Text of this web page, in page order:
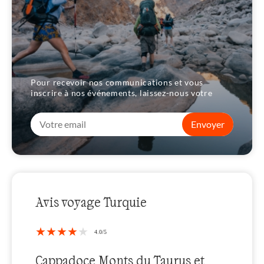
Pour recevoir nos communications et vous
inscrire à nos événements, laissez-nous votre
Envoyer
Avis voyage Turquie
Monts du Taurus et Magnifique